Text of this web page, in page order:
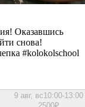
Оказавшись
снова!
#kolokolschool
9 авг, вс10:00-13:00